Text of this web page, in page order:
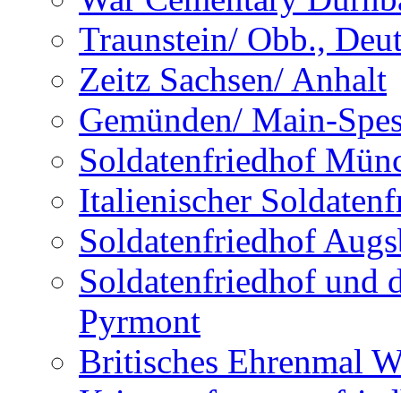
Traunstein/ Obb.,
Zeitz Sachsen/ Anhalt
Gemünden/ Main-
Soldatenfriedhof
Italienischer
Soldatenfriedhof
Soldatenfriedhof und
Pyrmont
Britisches Ehrenmal